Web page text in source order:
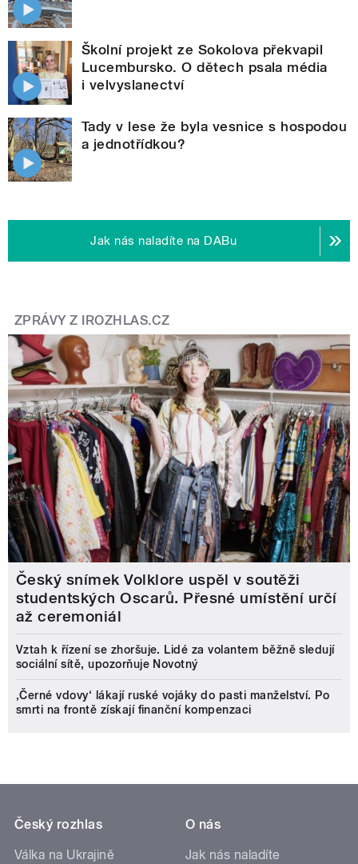
Školní projekt ze Sokolova překvapil
Lucembursko. O dětech psala média
i velvyslanectví
Tady v lese že byla vesnice s hospodou
a jednotřídkou?
Jak nás naladíte na DABu
ZPRÁVY Z IROZHLAS.CZ
Český snímek Volklore uspěl v soutěži
studentských Oscarů. Přesné umístění určí
až ceremoniál
Vztah k řízení se zhoršuje. Lidé za volantem běžně sledují
sociální sítě, upozorňuje Novotný
‚Černé vdovy‘ lákají ruské vojáky do pasti manželství. Po
smrti na frontě získají finanční kompenzaci
Český rozhlas
Válka na Ukrajině
O nás
Jak nás naladíte